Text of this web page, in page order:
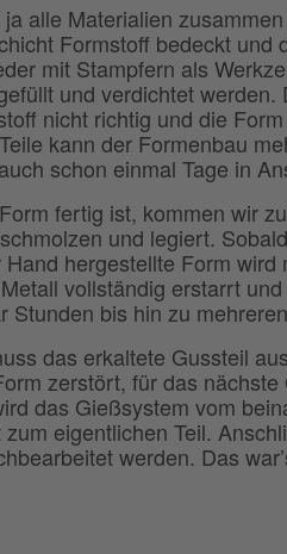
alle Materialien
Formstoff bedeckt
mit Stampfern als
und verdichtet
nicht richtig und die
kann der Formenbau
schon einmal Tage in
fertig ist, kommen wir
und legiert.
hergestellte Form
vollständig erstarrt
Stunden bis hin zu
das erkaltete Gussteil
zerstört, für das
das Gießsystem vom
eigentlichen Teil.
werden. Das